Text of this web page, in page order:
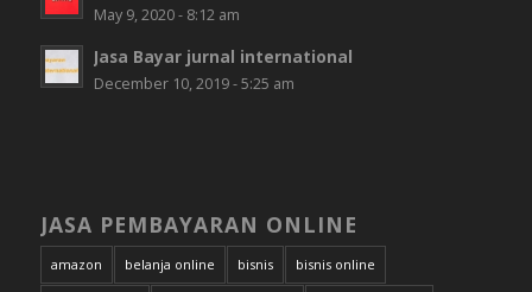
May 9, 2020 - 8:12 am
Jasa Bayar jurnal international
December 10, 2019 - 5:25 am
JASA PEMBAYARAN ONLINE
amazon belanja online bisnis bisnis online